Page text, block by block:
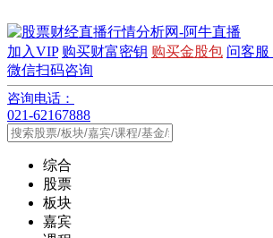
加入VIP 购买财富密钥 购买金股包 问客服
微信扫码咨询
咨询电话：
021-62167888
综合
股票
板块
嘉宾